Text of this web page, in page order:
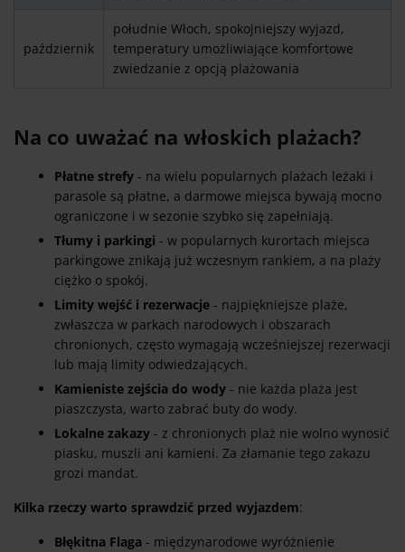
październik
południe Włoch, spokojniejszy wyjazd,
temperatury umożliwiające komfortowe
zwiedzanie z opcją plażowania
Na co uważać na włoskich plażach?
Płatne strefy - na wielu popularnych plażach leżaki i
parasole są płatne, a darmowe miejsca bywają mocno
ograniczone i w sezonie szybko się zapełniają.
Tłumy i parkingi - w popularnych kurortach miejsca
parkingowe znikają już wczesnym rankiem, a na plaży
ciężko o spokój.
Limity wejść i rezerwacje - najpiękniejsze plaże,
zwłaszcza w parkach narodowych i obszarach
chronionych, często wymagają wcześniejszej rezerwacji
lub mają limity odwiedzających.
Kamieniste zejścia do wody - nie każda plaża jest
piaszczysta, warto zabrać buty do wody.
Lokalne zakazy - z chronionych plaż nie wolno wynosić
piasku, muszli ani kamieni. Za złamanie tego zakazu
grozi mandat.
Kilka rzeczy warto sprawdzić przed wyjazdem:
Błękitna Flaga - międzynarodowe wyróżnienie